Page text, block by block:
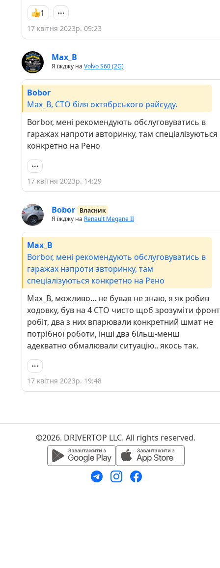
1
17 квітня 2023р. 09:23
Max_B
Я їжджу на Volvo S60 (2G)
Bobor
Max_B, СТО біля октябрського райсуду.
Borbor, мені рекомендують обслуговуватись в
гаражах напроти авторинку, там спеціалізуються
конкретно на Рено
17 квітня 2023р. 14:29
Bobor Власник
Я їжджу на Renault Megane II
Max_B
Borbor, мені рекомендують обслуговуватись в
гаражах напроти авторинку, там
спеціалізуються конкретно на Рено
Max_B, можливо... не бував не знаю, я як робив
ходовку, був на 4 СТО чисто щоб зрозуміти фронт
робіт, два з них впарювали конкретний шмат не
потрібної роботи, інші два більш-менш
адекватно обмалювали ситуацію.. якось так.
17 квітня 2023р. 19:48
©2026. DRIVERTOP LLC. All rights reserved.